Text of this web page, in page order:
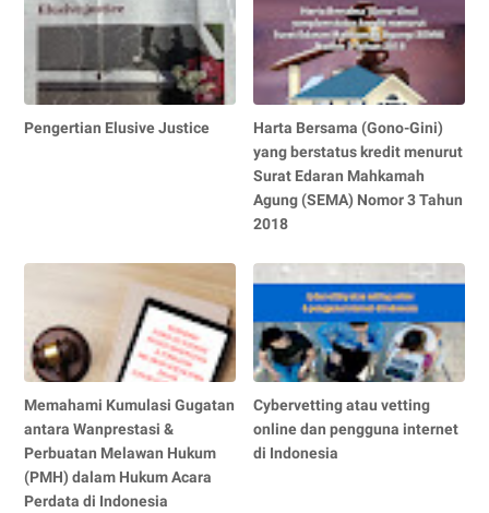
Pengertian Elusive Justice
Harta Bersama (Gono-Gini)
yang berstatus kredit menurut
Surat Edaran Mahkamah
Agung (SEMA) Nomor 3 Tahun
2018
Memahami Kumulasi Gugatan
antara Wanprestasi &
Perbuatan Melawan Hukum
(PMH) dalam Hukum Acara
Perdata di Indonesia
Cybervetting atau vetting
online dan pengguna internet
di Indonesia